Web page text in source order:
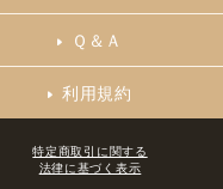
Ｑ＆Ａ
利用規約
特定商取引に関する
法律に基づく表示